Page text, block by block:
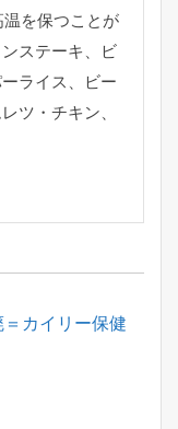
温を保つことが
ステーキ、ビ
ライス、ビー
ツ・チキン、
カイリー保健